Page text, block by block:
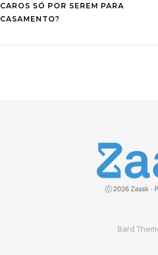
CAROS SÓ POR SEREM PARA
CASAMENTO?
Bard